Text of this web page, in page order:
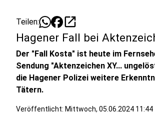
Teilen: open_in_new
Hagener Fall bei
Der "Fall Kosta" ist heute im
Sendung "Aktenzeichen XY...
die Hagener Polizei weitere
Tätern.
Veröffentlicht: Mittwoch, 05.06.2024 11:44